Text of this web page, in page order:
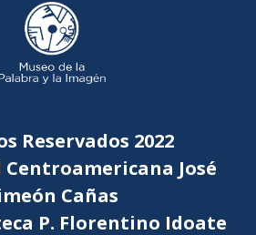
Reservados 2022
José
Cañas
P. Florentino Idoate